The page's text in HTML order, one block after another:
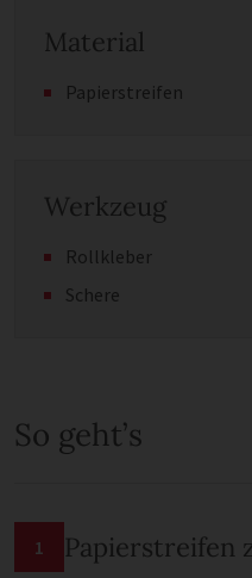
Material
Papierstreifen
Werkzeug
Rollkleber
Schere
So geht’s
1 Papierstreifen